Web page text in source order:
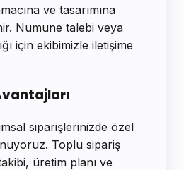
ve tasarımına
Numune talebi veya
için ekibimizle iletişime
siparişlerinizde özel
Toplu sipariş
üretim planı ve